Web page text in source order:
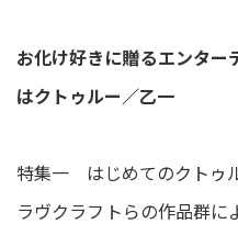
お化け好きに贈るエンタ
はクトゥルー／乙一
特集一 はじめてのクトゥ
ラヴクラフトらの作品群に